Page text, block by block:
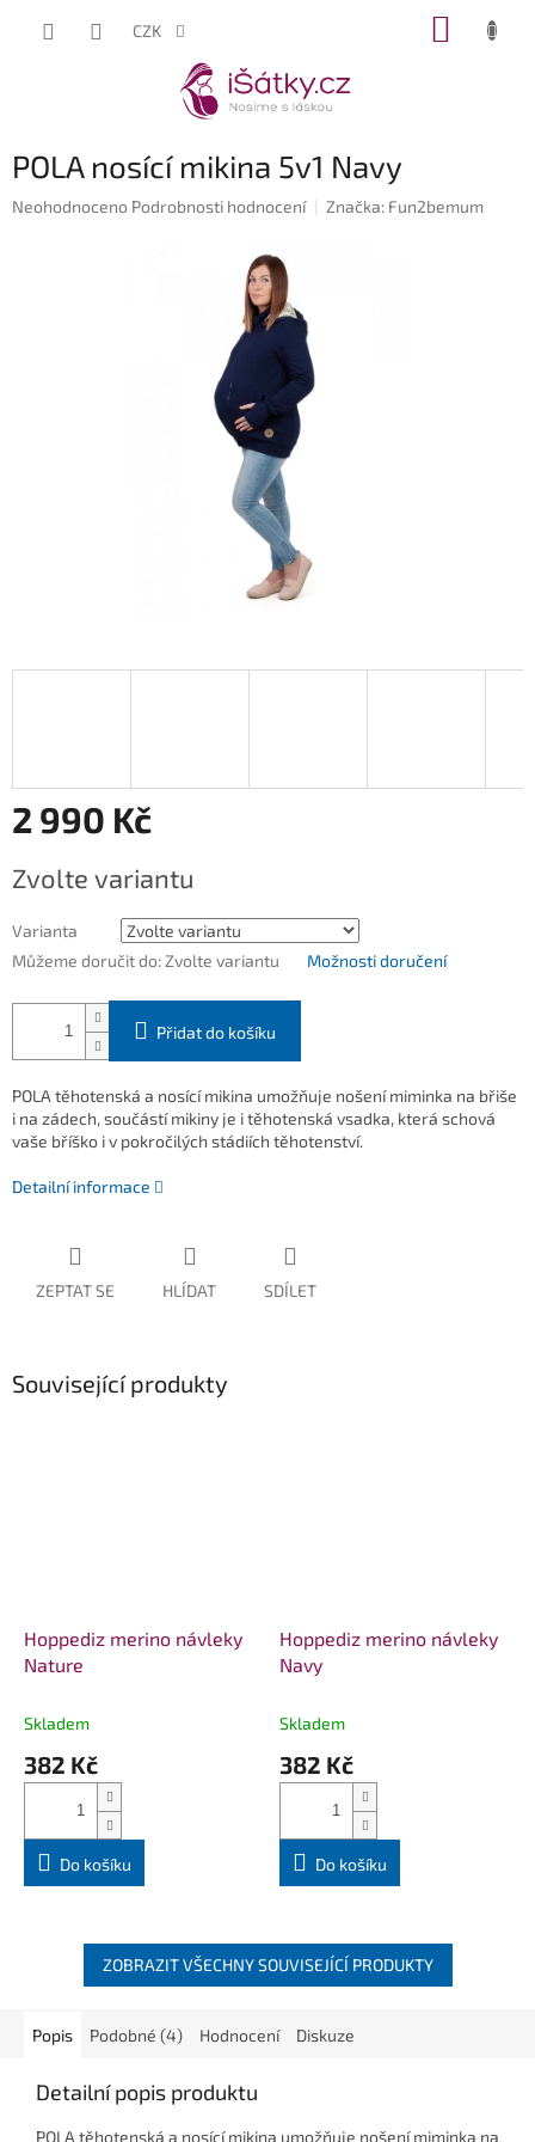
CZK
POLA nosící mikina 5v1 Navy
Průměrné
Neohodnoceno Podrobnosti hodnocení Značka: Fun2bemum
2 990 Kč
cena:
Zvolte variantu
Varianta
Můžeme doručit do: Zvolte variantu Možnosti doručení
Přidat do košíku
POLA těhotenská a nosící mikina umožňuje nošení miminka na břiše
i na zádech, součástí mikiny je i těhotenská vsadka, která schová
vaše bříško i v pokročilých stádiích těhotenství.
Detailní informace
ZEPTAT SE HLÍDAT SDÍLET
Související produkty
Hoppediz merino návleky
Nature
Skladem
382 Kč
Do košíku
Hoppediz merino návleky
Navy
Skladem
382 Kč
Do košíku
ZOBRAZIT VŠECHNY SOUVISEJÍCÍ PRODUKTY
Popis Podobné (4) Hodnocení Diskuze
Detailní popis produktu
POLA těhotenská a nosící mikina umožňuje nošení miminka na